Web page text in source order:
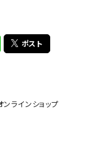
ポスト
インショップ